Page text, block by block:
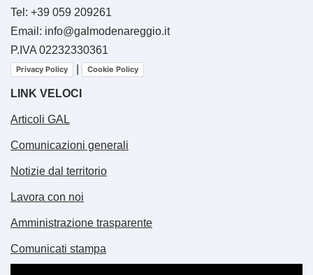
Tel: +39 059 209261
Email: info@galmodenareggio.it
P.IVA 02232330361
Privacy Policy Cookie Policy
LINK VELOCI
Articoli GAL
Comunicazioni generali
Notizie dal territorio
Lavora con noi
Amministrazione trasparente
Comunicati stampa